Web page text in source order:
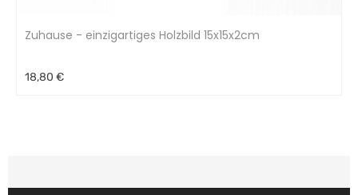
Zuhause - einzigartiges Holzbild 15x15x2cm
18,80 €